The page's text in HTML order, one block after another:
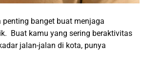
banget buat menjaga
Buat kamu yang sering beraktivitas
jalan-jalan di kota, punya